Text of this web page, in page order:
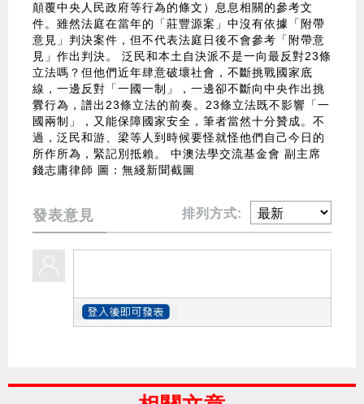
顛覆中央人民政府等行為的條文）息息相關的參考文
件。雖然法庭在當年的「莊豐源案」中沒有依據「附帶
意見」判決案件，但不代表法庭日後不會參考「附帶意
見」作出判決。 泛民和本土自決派不是一向最反對23條
立法嗎？但他們近年肆意破壞社會，不斷挑戰國家底
線，一邊反對「一國一制」，一邊卻不斷向中央作出挑
釁行為，譜出23條立法的前奏。23條立法既不影響「一
國兩制」，又能保障國家安全，筆者當然十分贊成。不
過，泛民和游、梁等人到時候要怪就怪他們自己今日的
所作所為，緊記別抵賴。 中澳法學交流基金會 副主席
錢志庸律師 圖：無綫新聞截圖
發表意見 排列方式: